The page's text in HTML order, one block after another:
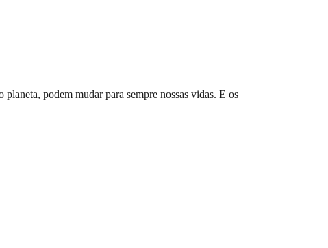
podem mudar para sempre nossas vidas. E os